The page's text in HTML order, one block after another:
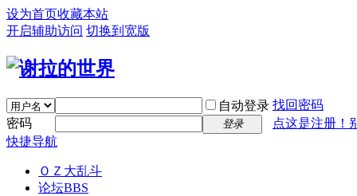
设为首页收藏本站
开启辅助访问 切换到宽版
自动登录 找回密码
密码
登录
点这是注册！
快捷导航
ＯＺ大乱斗
论坛BBS